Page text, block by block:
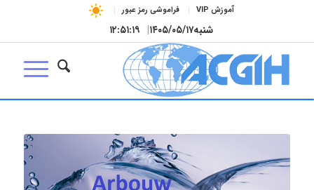
آموزش VIP فراموشی رمز عبور
شنبه۱۴۰۵/۰۵/۱۷| ۱۲:۵۱:۱۹